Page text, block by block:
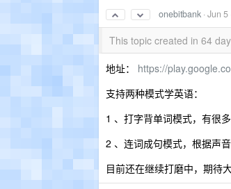
onebitbank ·Jun 5
This topic created in 64
地址： https://
支持两种模式学英语：
1 、打字背单词模式，有很
2 、连词成句模式，根据声
目前还在继续打磨中，期待